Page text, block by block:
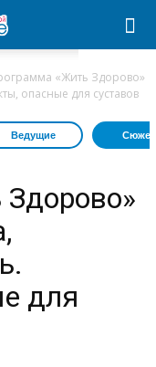
«Жить Здорово»
опасные для суставов
Ведущие
для